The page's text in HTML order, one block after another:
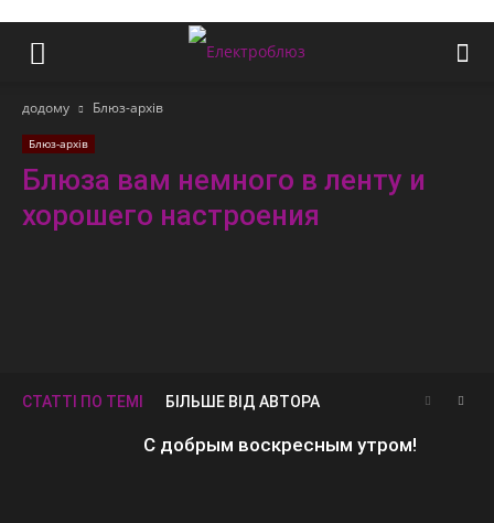
додому Блюз-архів
Блюз-архів
Блюза вам немного в ленту и
хорошего настроения
СТАТТІ ПО ТЕМІ БІЛЬШЕ ВІД АВТОРА
С добрым воскресным утром!